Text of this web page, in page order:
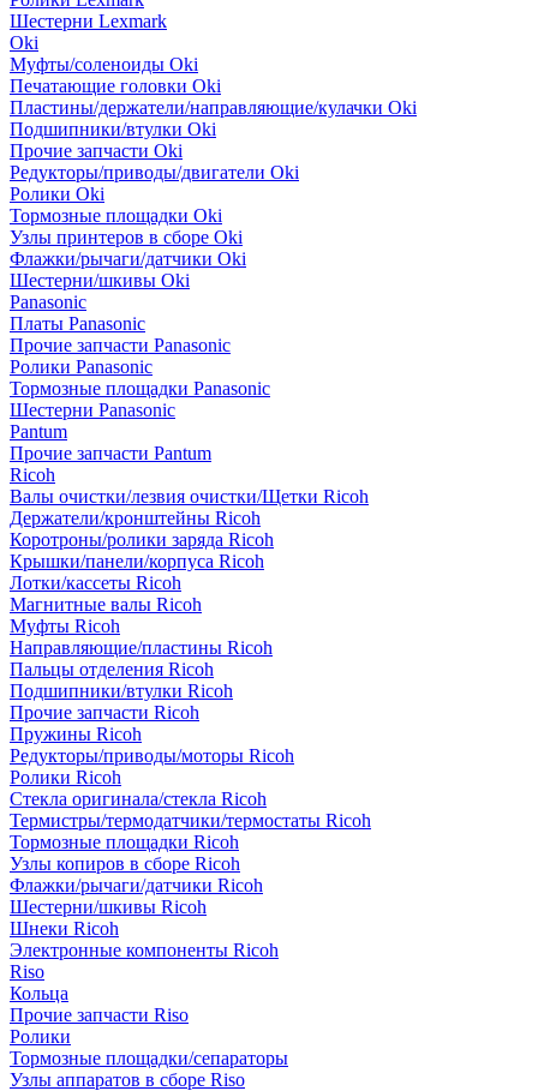
Шестерни Lexmark
Oki
Муфты/соленоиды Oki
Печатающие головки Oki
Пластины/держатели/направляющие/кулачки Oki
Подшипники/втулки Oki
Прочие запчасти Oki
Редукторы/приводы/двигатели Oki
Ролики Oki
Тормозные площадки Oki
Узлы принтеров в сборе Oki
Флажки/рычаги/датчики Oki
Шестерни/шкивы Oki
Panasonic
Платы Panasonic
Прочие запчасти Panasonic
Ролики Panasonic
Тормозные площадки Panasonic
Шестерни Panasonic
Pantum
Прочие запчасти Pantum
Ricoh
Валы очистки/лезвия очистки/Щетки Ricoh
Держатели/кронштейны Ricoh
Коротроны/ролики заряда Ricoh
Крышки/панели/корпуса Ricoh
Лотки/кассеты Ricoh
Магнитные валы Ricoh
Муфты Ricoh
Направляющие/пластины Ricoh
Пальцы отделения Ricoh
Подшипники/втулки Ricoh
Прочие запчасти Ricoh
Пружины Ricoh
Редукторы/приводы/моторы Ricoh
Ролики Ricoh
Стекла оригинала/стекла Ricoh
Термистры/термодатчики/термостаты Ricoh
Тормозные площадки Ricoh
Узлы копиров в сборе Ricoh
Флажки/рычаги/датчики Ricoh
Шестерни/шкивы Ricoh
Шнеки Ricoh
Электронные компоненты Ricoh
Riso
Кольца
Прочие запчасти Riso
Ролики
Тормозные площадки/сепараторы
Узлы аппаратов в сборе Riso